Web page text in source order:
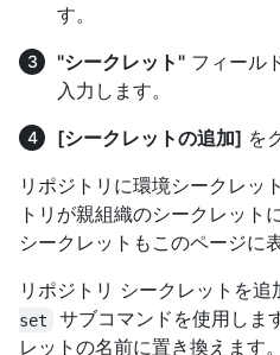
す。
"シークレット" フィール
入力します。
[シークレットの追加] を
リポジトリに環境シークレッ
トリが親組織のシークレット
シークレットもこのページに
リポジトリ シークレットを追
set
サブコマンドを使用しま
レットの名前に置き換えます。